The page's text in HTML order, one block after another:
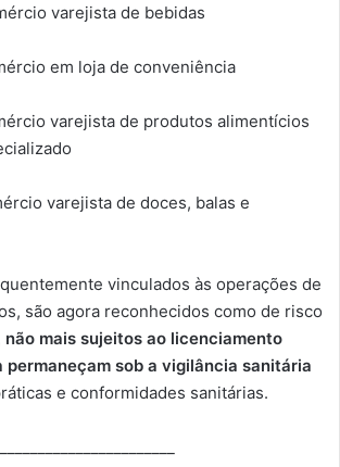
varejista de bebidas
em loja de conveniência
varejista de produtos alimentícios
varejista de doces, balas e
vinculados às operações de
são agora reconhecidos como de risco
não mais sujeitos ao licenciamento
permaneçam sob a vigilância sanitária
e conformidades sanitárias.